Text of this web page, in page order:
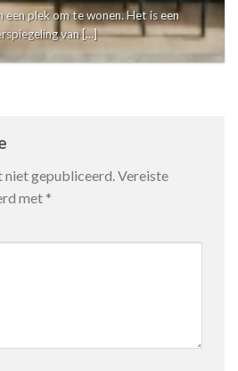
een plek om te wonen. Het is een
van [...]
niet gepubliceerd.Vereiste
met *